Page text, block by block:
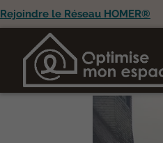
Rejoindre le Réseau HOMER®